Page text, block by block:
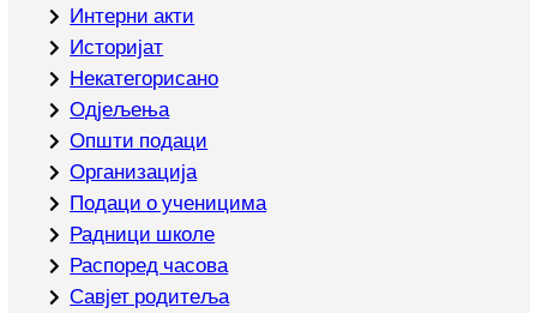
Интерни акти
Историјат
Некатегорисано
Одјељења
Општи подаци
Организација
Подаци о ученицима
Радници школе
Распоред часова
Савјет родитеља